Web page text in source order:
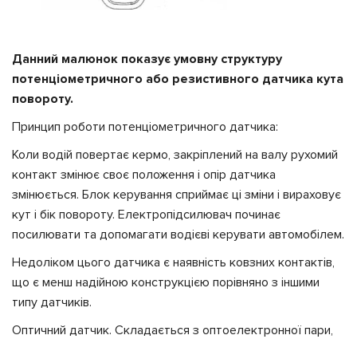
Данний малюнок показує умовну структуру
потенціометричного або резистивного датчика кута
повороту.
Принцип роботи потенціометричного датчика:
Коли водій повертає кермо, закріплений на валу рухомий
контакт змінює своє положення і опір датчика
змінюється. Блок керування сприймає ці зміни і вираховує
кут і бік повороту. Електропідсилювач починає
посилювати та допомагати водієві керувати автомобілем.
Недоліком цього датчика є наявність ковзних контактів,
що є менш надійною конструкцією порівняно з іншими
типу датчиків.
Оптичний датчик. Складається з оптоелектронної пари,